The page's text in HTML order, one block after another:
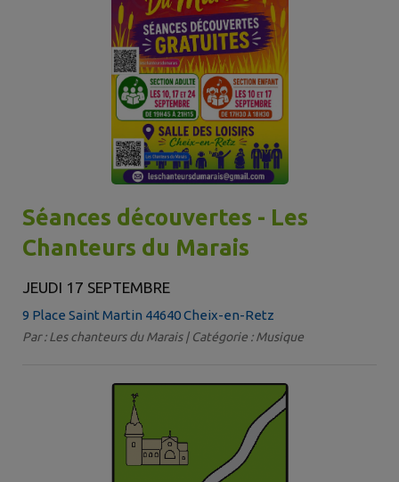
Séances découvertes - Les
Chanteurs du Marais
JEUDI 17 SEPTEMBRE
9 Place Saint Martin 44640 Cheix-en-Retz
Par : Les chanteurs du Marais | Catégorie : Musique